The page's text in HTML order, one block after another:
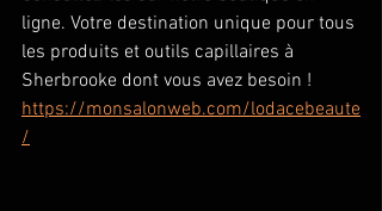
ligne. Votre destination unique pour tous
les produits et outils capillaires à
Sherbrooke dont vous avez besoin !
https://monsalonweb.com/lodacebeaute
/